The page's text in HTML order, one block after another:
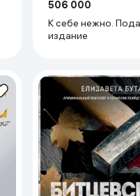
506 000
К себе нежно.
издание